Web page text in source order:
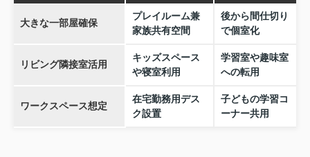
大きな一部屋確保
プレイルーム兼
家族共有空間
後から間仕切り
で個室化
リビング隣接室活用
キッズスペース
や寝室利用
学習室や趣味室
への転用
ワークスペース想定
在宅勤務用デス
ク設置
子どもの学習コ
ーナー共用